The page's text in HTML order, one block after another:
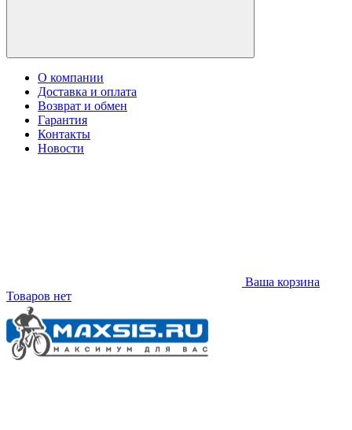
О компании
Доставка и оплата
Возврат и обмен
Гарантия
Контакты
Новости
Ваша корзина
Товаров нет